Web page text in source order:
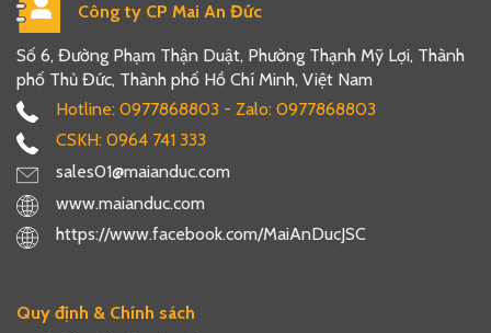
Công ty CP Mai An Đức
Số 6, Đường Phạm Thận Duật, Phường Thạnh Mỹ Lợi, Thành
phố Thủ Đức, Thành phố Hồ Chí Minh, Việt Nam
Hotline: 0977868803 - Zalo: 0977868803
CSKH: 0964 741 333
sales01@maianduc.com
www.maianduc.com
https://www.facebook.com/MaiAnDucJSC
Quy định & Chính sách